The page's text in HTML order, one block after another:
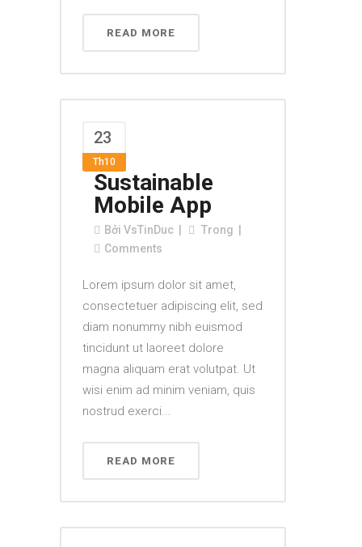
READ MORE
23
Th10
Sustainable
Mobile App
Bởi VsTinDuc
Trong
Comments
Lorem ipsum dolor sit amet,
consectetuer adipiscing elit, sed
diam nonummy nibh euismod
tincidunt ut laoreet dolore
magna aliquam erat volutpat. Ut
wisi enim ad minim veniam, quis
nostrud exerci...
READ MORE